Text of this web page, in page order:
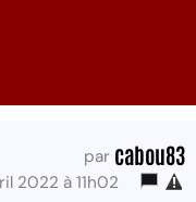
par cabou83
2022 à 11h02